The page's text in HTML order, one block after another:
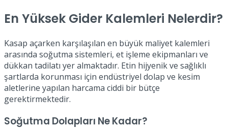
En Yüksek Gider Kalemleri Nelerdir?
Kasap açarken karşılaşılan en büyük maliyet kalemleri
arasında soğutma sistemleri, et işleme ekipmanları ve
dükkan tadilatı yer almaktadır. Etin hijyenik ve sağlıklı
şartlarda korunması için endüstriyel dolap ve kesim
aletlerine yapılan harcama ciddi bir bütçe
gerektirmektedir.
Soğutma Dolapları Ne Kadar?